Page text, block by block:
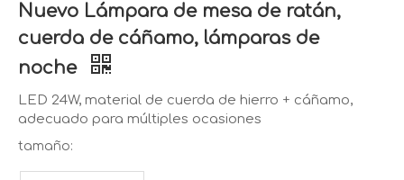
Nuevo Lámpara de mesa de ratán,
cuerda de cáñamo, lámparas de
noche
LED 24W, material de cuerda de hierro + cáñamo,
adecuado para múltiples ocasiones
tamaño: